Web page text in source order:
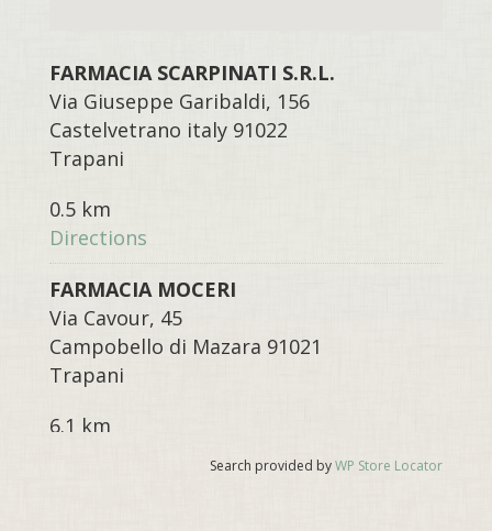
FARMACIA SCARPINATI S.R.L.
Via Giuseppe Garibaldi, 156
Castelvetrano italy 91022
Trapani
0.5 km
Directions
FARMACIA MOCERI
Via Cavour, 45
Campobello di Mazara 91021
Trapani
6.1 km
Search provided byWP Store Locator